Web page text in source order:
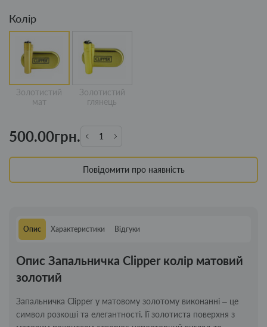
Колір
Золотистий
мат
Золотистий
глянець
500.00грн.
Повідомити про наявність
Опис Характеристики Відгуки
Опис Запальничка Clipper колір матовий
золотий
Запальничка Clipper у матовому золотому виконанні – це
символ розкоші та елегантності. Її золотиста поверхня з